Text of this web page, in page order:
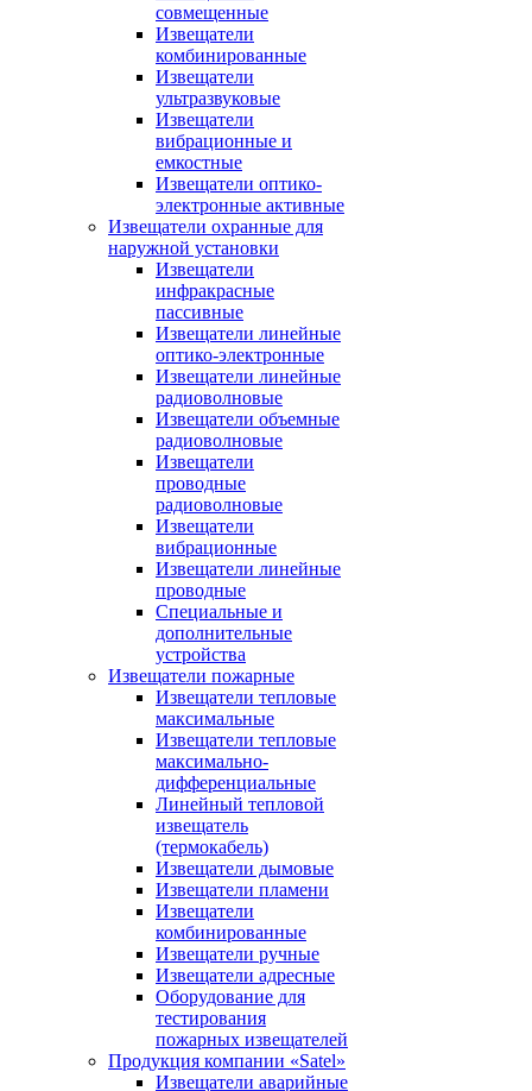
совмещенные
Извещатели
комбинированные
Извещатели
ультразвуковые
Извещатели
вибрационные и
емкостные
Извещатели оптико-
электронные активные
Извещатели охранные для
наружной установки
Извещатели
инфракрасные
пассивные
Извещатели линейные
оптико-электронные
Извещатели линейные
радиоволновые
Извещатели объемные
радиоволновые
Извещатели
проводные
радиоволновые
Извещатели
вибрационные
Извещатели линейные
проводные
Специальные и
дополнительные
устройства
Извещатели пожарные
Извещатели тепловые
максимальные
Извещатели тепловые
максимально-
дифференциальные
Линейный тепловой
извещатель
(термокабель)
Извещатели дымовые
Извещатели пламени
Извещатели
комбинированные
Извещатели ручные
Извещатели адресные
Оборудование для
тестирования
пожарных извещателей
Продукция компании «Satel»
Извещатели аварийные